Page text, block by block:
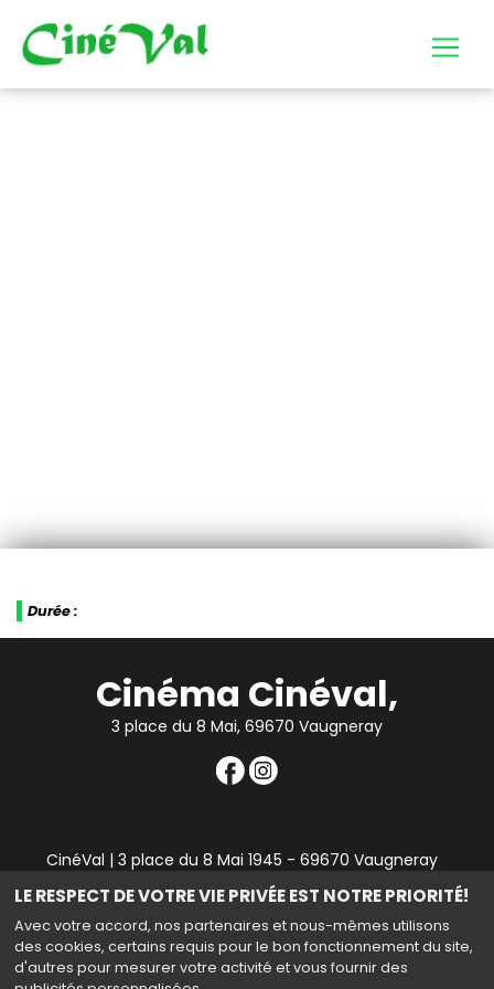
LE RESPECT DE VOTRE VIE PRIVÉE EST NOTRE PRIORITÉ!
Avec votre accord, nos partenaires et nous-mêmes utilisons
des cookies, certains requis pour le bon fonctionnement du site,
d'autres pour mesurer votre activité et vous fournir des
Durée :
Cinéma Cinéval,
3 place du 8 Mai, 69670 Vaugneray
CinéVal | 3 place du 8 Mai 1945 - 69670 Vaugneray
|Mentions légales|Contact|RGPD| Tel : 04 78 45 94